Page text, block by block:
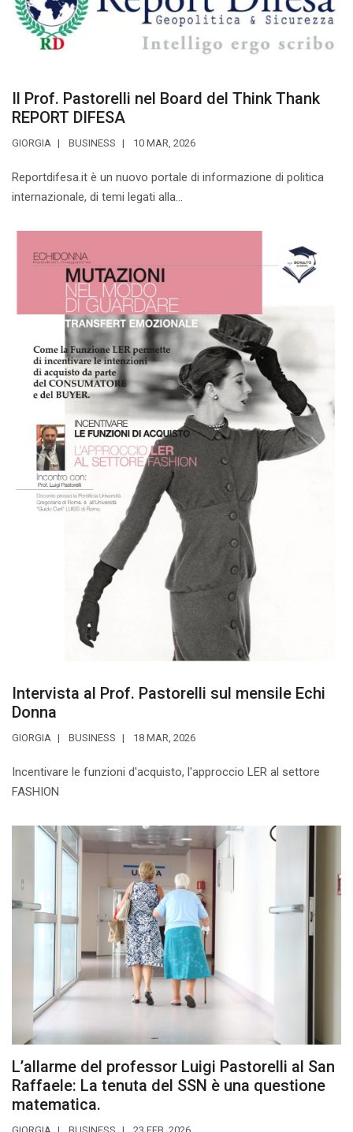
Il Prof. Pastorelli nel Board del Think Thank
REPORT DIFESA
GIORGIA BUSINESS 10 MAR, 2026
Reportdifesa.it è un nuovo portale di informazione di politica
internazionale, di temi legati alla...
Previous
Intervista al Prof. Pastorelli sul mensile Echi
Donna
18 MAR, 2026
Incentivare le funzioni d'acquisto, l'approccio LER al settore
FASHION
L’allarme del professor Luigi Pastorelli al San
Raffaele: La tenuta del SSN è una questione
matematica.